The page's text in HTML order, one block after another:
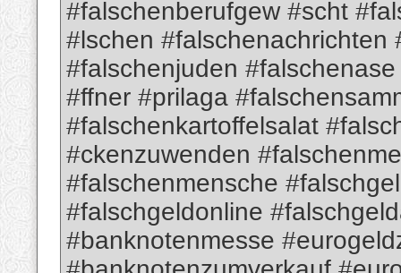
#falschenberufgew #scht
#lschen #falschenachrichten
#falschenjuden
#ffner #prilaga
#falschenkartoffelsalat
#ckenzuwenden
#falschenmensche
#falschgeldonline
#banknotenmesse